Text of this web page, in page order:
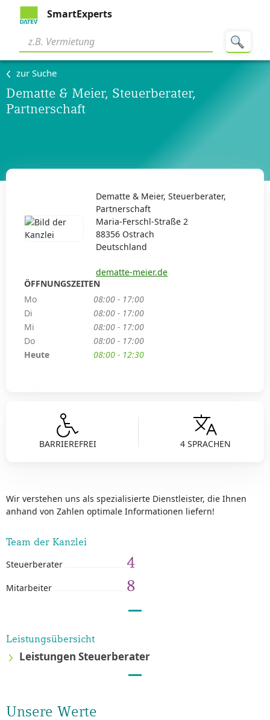
SmartExperts
zur Suche
Dematte & Meier, Steuerberater,
Partnerschaft
BARRIEREFREI 4 SPRACHEN
Wir verstehen uns als spezialisierte Dienstleister, die Ihnen
anhand von Zahlen optimale Informationen liefern!
Team der Kanzlei
Steuerberater 4
Mitarbeiter 8
Leistungsübersicht
Leistungen Steuerberater
Unsere Werte
Dematte & Meier, Steuerberater,
Partnerschaft
Maria-Ferschl-Straße 2
88356 Ostrach
Deutschland
dematte-meier.de
ÖFFNUNGSZEITEN
Mo
08:00 - 17:00
Di
08:00 - 17:00
Mi
08:00 - 17:00
Do
08:00 - 17:00
Heute
08:00 - 12:30